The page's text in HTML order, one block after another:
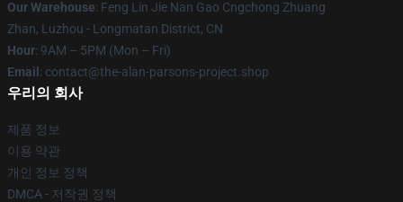
Our Warehouse: Feng Lin Jie Nan Gao Cngchong Zhuang
Zhan, Luzhou - Longmatan District, CN
Hour: 9AM – 5PM (Mon – Fri)
Email : contact@the-alan-parsons-project.shop
우리의 회사
제품 정보
이용 약관
개인 정보 정책
DMCA - 저작권 정책